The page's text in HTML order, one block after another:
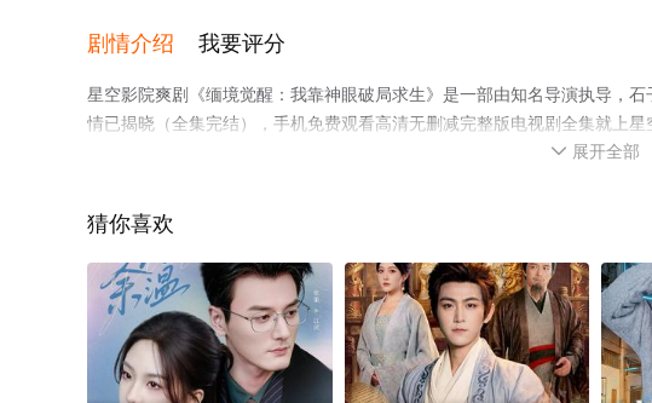
剧情介绍 我要评分
星空影院爽剧《缅境觉醒：我靠神眼破局求生》是一部由知名导演执导，
情已揭晓（全集完结），手机免费观看高清无删减完整版电视剧全集就上
 展开全部
猜你喜欢